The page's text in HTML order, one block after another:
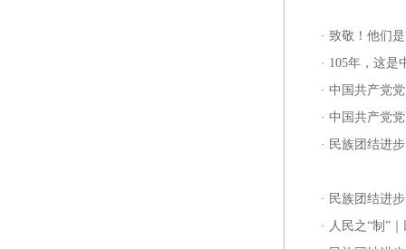
· 致敬！他们
· 105年，这是
· 中国共产党
· 中国共产党
· 民族团结进
· 民族团结进
· 人民之“制”